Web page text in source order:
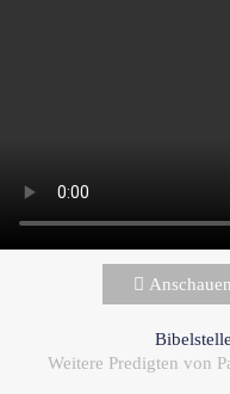
Anschauen
Weitere Predigten von